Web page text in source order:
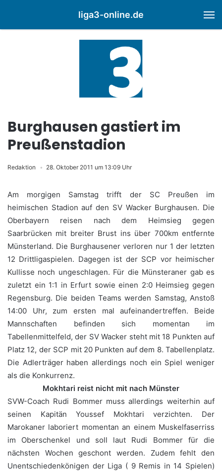
liga3-online.de
Burghausen gastiert im
Preußenstadion
Redaktion 28. Oktober 2011 um 13:09 Uhr
Am morgigen Samstag trifft der SC Preußen im
heimischen Stadion auf den SV Wacker Burghausen. Die
Oberbayern reisen nach dem Heimsieg gegen
Saarbrücken mit breiter Brust ins über 700km entfernte
Münsterland. Die Burghausener verloren nur 1 der letzten
12 Drittligaspielen. Dagegen ist der SCP vor heimischer
Kullisse noch ungeschlagen. Für die Münsteraner gab es
zuletzt ein 1:1 in Erfurt sowie einen 2:0 Heimsieg gegen
Regensburg. Die beiden Teams werden Samstag, Anstoß
14:00 Uhr, zum ersten mal aufeinandertreffen. Beide
Mannschaften befinden sich momentan im
Tabellenmittelfeld, der SV Wacker steht mit 18 Punkten auf
Platz 12, der SCP mit 20 Punkten auf dem 8. Tabellenplatz.
Die Adlerträger haben allerdings noch ein Spiel weniger
als die Konkurrenz.
Mokhtari reist nicht mit nach Münster
SVW-Coach Rudi Bommer muss allerdings weiterhin auf
seinen Kapitän Youssef Mokhtari verzichten. Der
Marokaner laboriert momentan an einem Muskelfaserriss
im Oberschenkel und soll laut Rudi Bommer für die
nächsten Wochen geschont werden. Zudem fehlt den
Unentschiedenkönigen der Liga ( 9 Remis in 14 Spielen)